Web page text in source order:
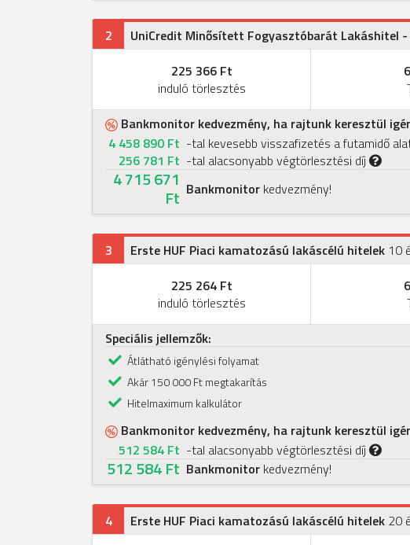
2 UniCredit Minősített Fogyasztóbarát Lakáshitel
225 366 Ft
induló törlesztés
Bankmonitor kedvezmény, ha rajtunk keresztül
4 458 890 Ft -tal kevesebb visszafizetés a futamidő
256 781 Ft -tal alacsonyabb végtörlesztési díj
4 715 671
Ft Bankmonitor kedvezmény!
3 Erste HUF Piaci kamatozású lakáscélú hitelek 10
225 264 Ft
induló törlesztés
Speciális jellemzők:
Átlátható igénylési folyamat
Akár 150 000 Ft megtakarítás
Hitelmaximum kalkulátor
Bankmonitor kedvezmény, ha rajtunk keresztül
512 584 Ft -tal alacsonyabb végtörlesztési díj
512 584 Ft Bankmonitor kedvezmény!
4 Erste HUF Piaci kamatozású lakáscélú hitelek 20